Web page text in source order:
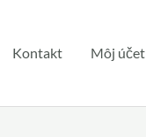
Kontakt Môj účet